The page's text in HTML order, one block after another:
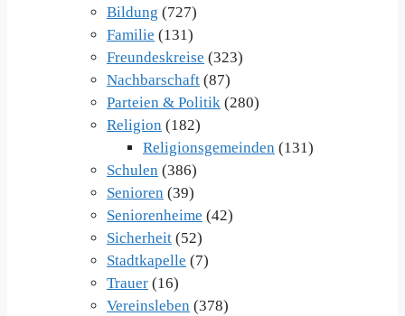
Bildung (727)
Familie (131)
Freundeskreise (323)
Nachbarschaft (87)
Parteien & Politik (280)
Religion (182)
Religionsgemeinden (131)
Schulen (386)
Senioren (39)
Seniorenheime (42)
Sicherheit (52)
Stadtkapelle (7)
Trauer (16)
Vereinsleben (378)